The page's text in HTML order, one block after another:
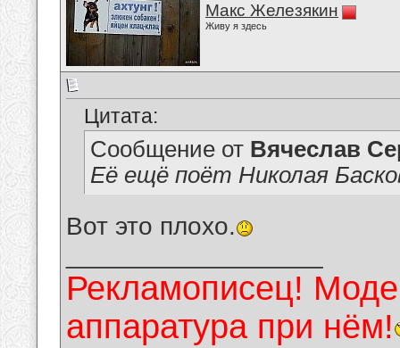
Макс Железякин
Живу я здесь
Цитата:
Сообщение от Вячеслав
Её ещё поёт Николая
Вот это плохо.
Рекламописец!
аппаратура при нём!